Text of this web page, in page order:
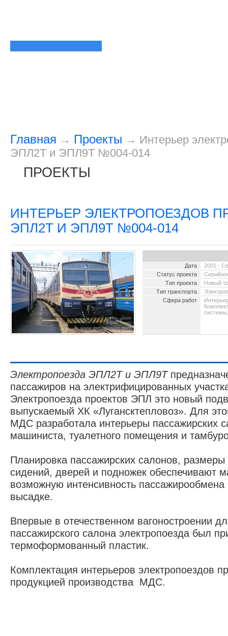
Главная → Проекты → Интерьер
ЭПЛ2Т и ЭПЛ9Т №004-014
ПРОЕКТЫ
ИНТЕРЬЕР ЭЛЕКТРОПОЕЗДОВ
ЭПЛ2Т И ЭПЛ9Т №004-014
Дата
2001 -
Статус проекта
Тип проекта
Новый
Тип транспорта
Сфера работ
Электропоезда ЭПЛ2Т и ЭПЛ9Т
пассажиров на электрифицированных
Электропоезда проектов ЭПЛ это новый
выпускаемый ХК «Лугансктепловоз». Для
МДС разработала интерьеры пассажирских
машиниста, туалетного помещения и
Планировка пассажирских салонов,
сидений, дверей и подножек обеспечивают
возможную интенсивность пассажирообмена
высадке.
Впервые в отечественном вагоностроении
пассажирского салона электропоезда был
термоформованный пластик.
Комплектация интерьеров электропоездов
продукцией производства МДС.
2000 -